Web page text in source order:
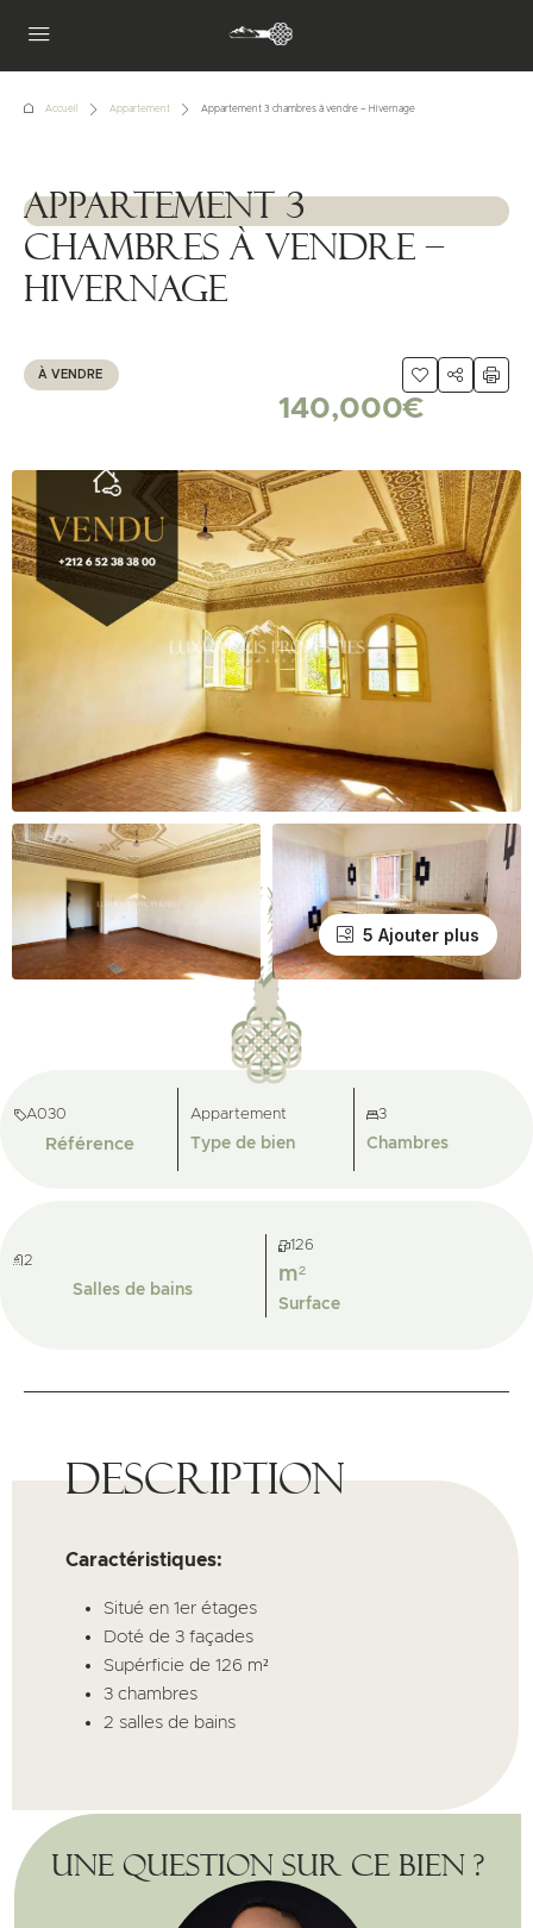
Accueil Appartement Appartement 3 chambres à vendre – Hivernage
1111111
Appartement 3
chambres à vendre –
Hivernage
À VENDRE
140,000€
5 Ajouter plus
A030
Référence
Appartement
Type de bien
3
Chambres
2
Salles de bains
m²
126
Surface
Description
Caractéristiques:
Situé en 1er étages
Doté de 3 façades
Supérficie de 126 m²
3 chambres
2 salles de bains
Une question sur ce bien ?